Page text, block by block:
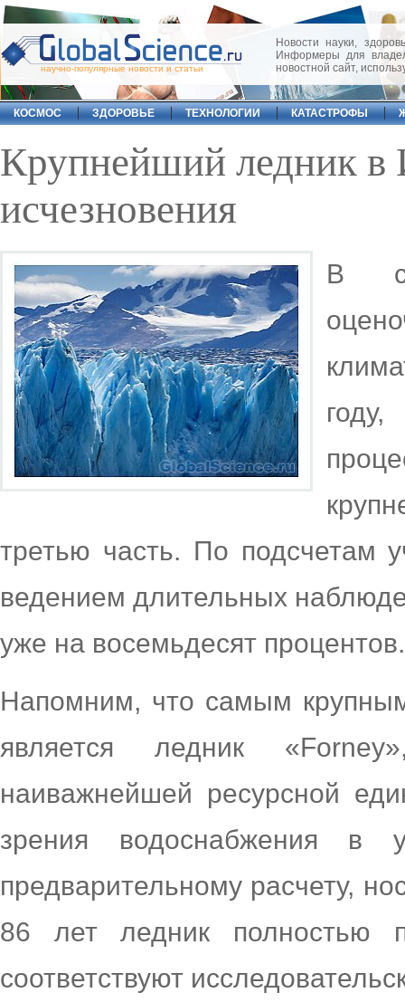
научно-популярные новости и статьи
Новости науки,
Информеры для
новостной сайт,
КОСМОС ЗДОРОВЬЕ ТЕХНОЛОГИИ КАТАСТРОФЫ
Крупнейший ледник в
исчезновения
В
третью часть. По подсчетам
ведением длительных
уже на восемьдесят процентов.
Напомним, что самым
является ледник
наиважнейшей ресурсной
зрения водоснабжения в
предварительному расчету,
86 лет ледник полностью
соответствуют